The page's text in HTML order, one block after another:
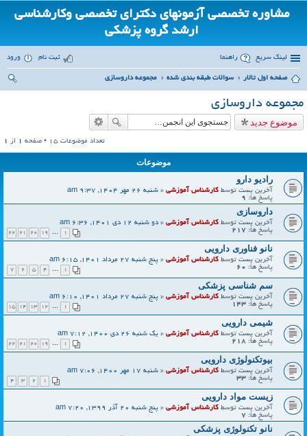
مشاوره تخصصی آزمونهای دکترای تخصصی وکارشناسی
ارشد گروه پزشکی
لینک سریع راهنما ورود ثبت نام
صفحه اول تالار سوالات طبقه بندی شده مجموعه داروسازی
مجموعه داروسازی
موضوع جدید
تعداد موضوعات 15 • صفحه 1 از 1
موضوعات
رادیو دارو
آخرین پست توسط کارشناس آموزشی « شنبه 26 مهر 1404, 9:37 am
پاسخ ها: 9
داروسازی
آخرین پست توسط کارشناس آموزشی « دو شنبه 12 دی 1401, 6:36 am
پاسخ ها: 217
1
…
19
20
21
22
نانو فناوری دارویی
آخرین پست توسط کارشناس آموزشی « پنج شنبه 27 مرداد 1401, 6:15 am
پاسخ ها: 60
1
…
4
5
6
7
سم شناسی پزشکی
آخرین پست توسط کارشناس آموزشی « پنج شنبه 27 مرداد 1401, 6:10 am
پاسخ ها: 143
1
…
12
13
14
15
شیمی دارویی
آخرین پست توسط کارشناس آموزشی « یک شنبه 26 دی 1400, 7:12 am
پاسخ ها: 218
1
…
19
20
21
22
بیوتکنولوژی دارویی
آخرین پست توسط کارشناس آموزشی « شنبه 17 مهر 1400, 7:06 am
پاسخ ها: 33
1
2
3
4
زیست مواد دارویی
آخرین پست توسط کارشناس آموزشی « پنج شنبه 20 آذر 1399, 7:20 am
پاسخ ها: 7
نانو تکنولوژی پزشکی